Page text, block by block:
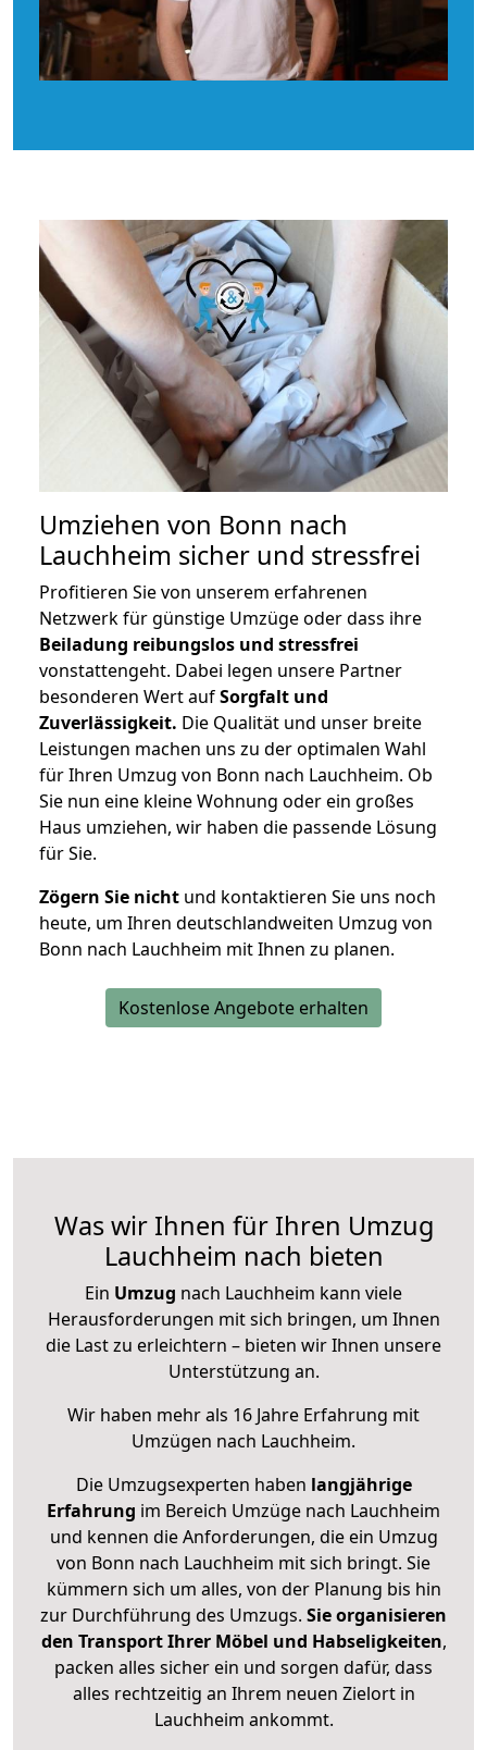
Umziehen von Bonn nach
Lauchheim sicher und stressfrei
Profitieren Sie von unserem erfahrenen
Netzwerk für günstige Umzüge oder dass ihre
Beiladung reibungslos und stressfrei
vonstattengeht. Dabei legen unsere Partner
besonderen Wert aufSorgfalt und
Zuverlässigkeit. Die Qualität und unser breite
Leistungen machen uns zu der optimalen Wahl
für Ihren Umzug von Bonn nach Lauchheim. Ob
Sie nun eine kleine Wohnung oder ein großes
Haus umziehen, wir haben die passende Lösung
für Sie.
Zögern Sie nicht und kontaktieren Sie uns noch
heute, um Ihren deutschlandweiten Umzug von
Bonn nach Lauchheim mit Ihnen zu planen.
Kostenlose Angebote erhalten
Was wir Ihnen für Ihren Umzug
Lauchheim nach bieten
Ein Umzug nach Lauchheim kann viele
Herausforderungen mit sich bringen, um Ihnen
die Last zu erleichtern – bieten wir Ihnen unsere
Unterstützung an.
Wir haben mehr als 16 Jahre Erfahrung mit
Umzügen nach Lauchheim.
Die Umzugsexperten haben langjährige
Erfahrung im Bereich Umzüge nach Lauchheim
und kennen die Anforderungen, die ein Umzug
von Bonn nach Lauchheim mit sich bringt. Sie
kümmern sich um alles, von der Planung bis hin
zur Durchführung des Umzugs. Sie organisieren
den Transport Ihrer Möbel und Habseligkeiten,
packen alles sicher ein und sorgen dafür, dass
alles rechtzeitig an Ihrem neuen Zielort in
Lauchheim ankommt.